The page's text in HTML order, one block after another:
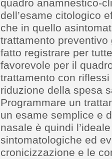
quadro anamnestico-
dell’esame citologico
che in quello
trattamento
fatto registrare per
favorevole per il
trattamento con
riduzione della spesa
Programmare un
un esame semplice e
nasale è quindi
sintomatologiche ed
cronicizzazione e le